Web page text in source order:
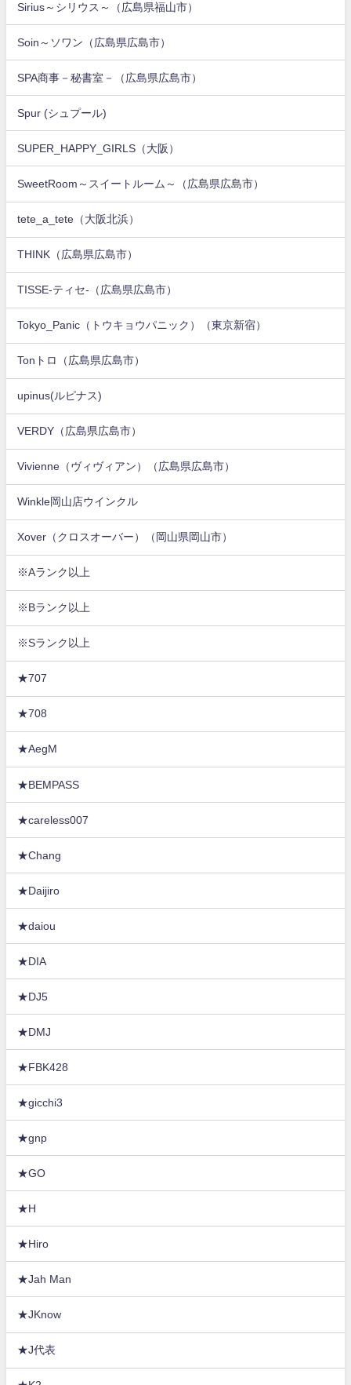
Sirius～シリウス～（広島県福山市）
Soin～ソワン（広島県広島市）
SPA商事－秘書室－（広島県広島市）
Spur (シュプール)
SUPER_HAPPY_GIRLS（大阪）
SweetRoom～スイートルーム～（広島県広島市）
tete_a_tete（大阪北浜）
THINK（広島県広島市）
TISSE-ティセ-（広島県広島市）
Tokyo_Panic（トウキョウパニック）（東京新宿）
Tonトロ（広島県広島市）
upinus(ルピナス)
VERDY（広島県広島市）
Vivienne（ヴィヴィアン）（広島県広島市）
Winkle岡山店ウインクル
Xover（クロスオーバー）（岡山県岡山市）
※Aランク以上
※Bランク以上
※Sランク以上
★707
★708
★AegM
★BEMPASS
★careless007
★Chang
★Daijiro
★daiou
★DIA
★DJ5
★DMJ
★FBK428
★gicchi3
★gnp
★GO
★H
★Hiro
★Jah Man
★JKnow
★J代表